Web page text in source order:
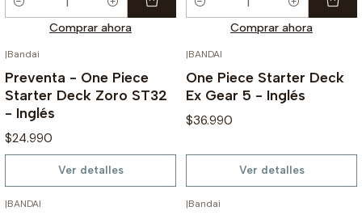
Cantidad
Comprar ahora
Cantidad
Comprar ahora
|Bandai
Preventa - One Piece
Starter Deck Zoro ST32
- Inglés
$24.990
Ver detalles
|BANDAI
One Piece Starter Deck
Ex Gear 5 - Inglés
$36.990
Ver detalles
|BANDAI |Bandai